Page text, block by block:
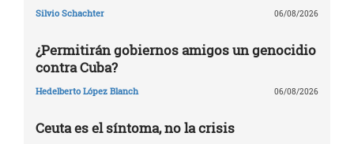
Silvio Schachter 06/08/2026
¿Permitirán gobiernos amigos un genocidio
contra Cuba?
Hedelberto López Blanch 06/08/2026
Ceuta es el síntoma, no la crisis